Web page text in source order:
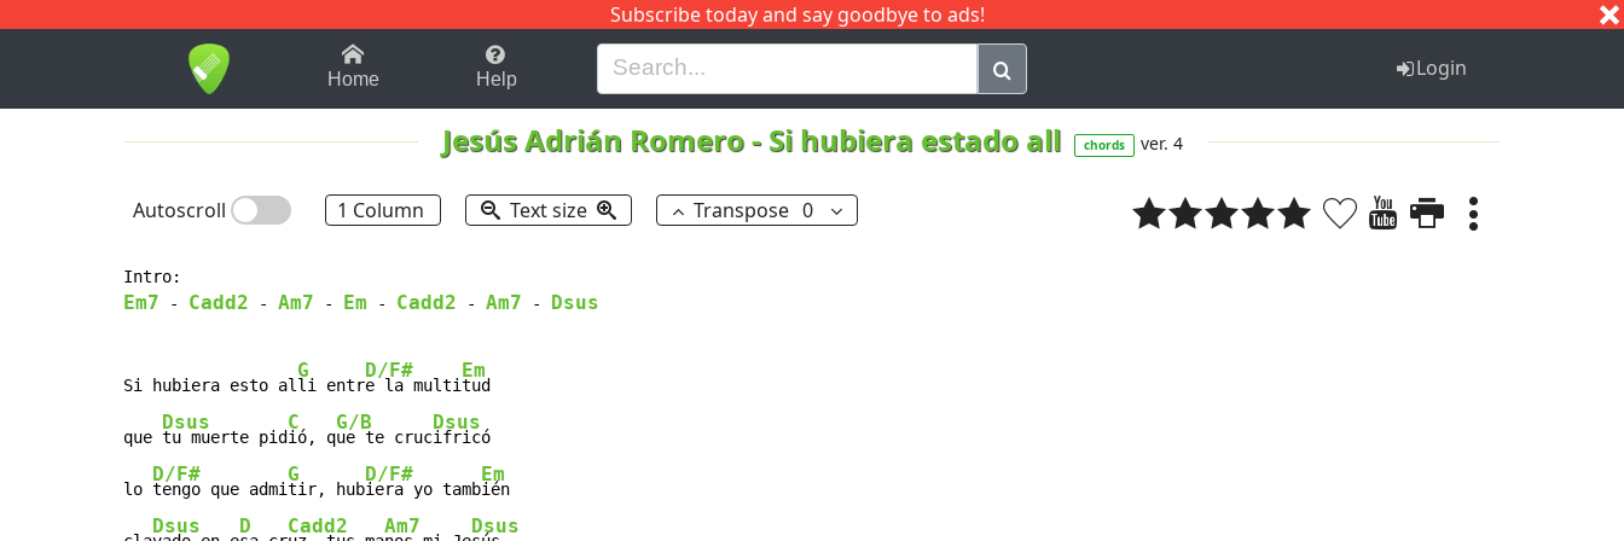
Subscribe today and say goodbye to ads!
1-9 B H I J Q
Home Help Login
Jesús Adrián Romero- Si hubiera estado all chords ver. 4
Autoscroll 1 Column Text size Transpose 0
Em7 - Cadd2 - Am7 - Em - Cadd2 - Am7 - Dsus
Si hubiera esto al
G
li entr
D/F#
e la multi
Em
tud
que
Dsus
tu muerte pid
C
ió, q
G/B
ue te cruc
Dsus
ifricó
lo
D/F#
tengo que admi
G
tir, hub
D/F#
iera yo tamb
Em
ién
Dsus D Cadd2 Am7 Dsus